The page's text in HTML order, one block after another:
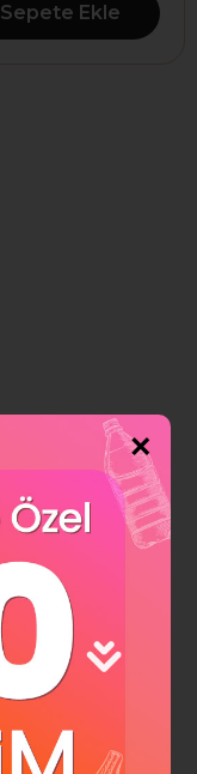
Sepete Ekle
×